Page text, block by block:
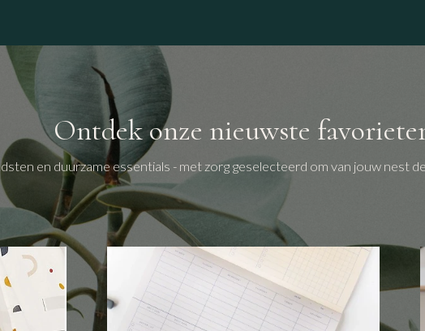
Ontdek onze nieuwste
en duurzame essentials - met zorg geselecteerd om van jouw nest